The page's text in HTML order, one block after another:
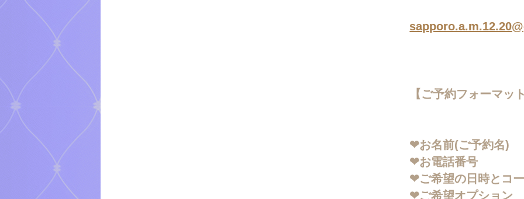
【ご予約フォーマッ
❤︎お名前(ご予約名)
❤︎お電話番号
❤︎ご希望の日時とコ
❤︎ご希望オプション